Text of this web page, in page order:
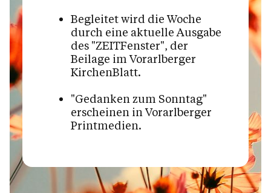
Begleitet wird die Woche
durch eine aktuelle Ausgabe
des "ZEITFenster", der
Beilage im Vorarlberger
KirchenBlatt.
"Gedanken zum Sonntag"
erscheinen in Vorarlberger
Printmedien.